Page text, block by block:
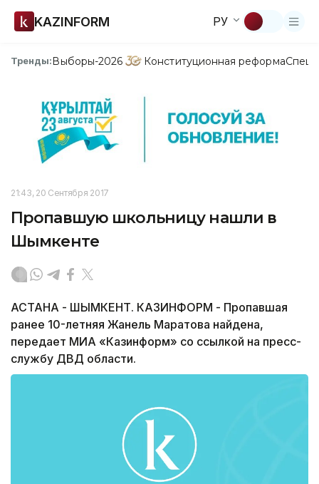
KAZINFORM РУ
Тренды:Выборы-2026 Конституционная реформа
21:43, 20 Сентября 2017
Пропавшую школьницу нашли в
Шымкенте
АСТАНА - ШЫМКЕНТ. КАЗИНФОРМ - Пропавшая
ранее 10-летняя Жанель Маратова найдена,
передает МИА «Казинформ» со ссылкой на пресс-
службу ДВД области.